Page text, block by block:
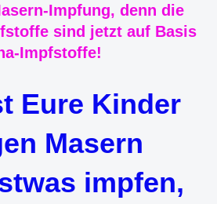
Impfung, denn die
sind jetzt auf Basis
Impfstoffe!
Eure Kinder
Masern
impfen,